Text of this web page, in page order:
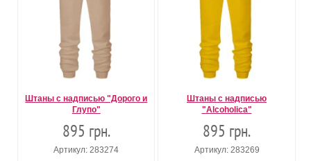
Штаны с надписью "Дорого и
Глупо"
895 грн.
Артикул: 283274
Штаны с надписью
"Alcoholica"
895 грн.
Артикул: 283269